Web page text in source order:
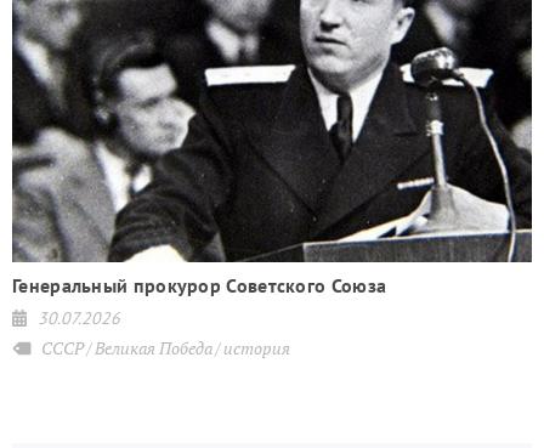
Генеральный прокурор Советского Союза
30.07.2026
СССР Великая Победа история